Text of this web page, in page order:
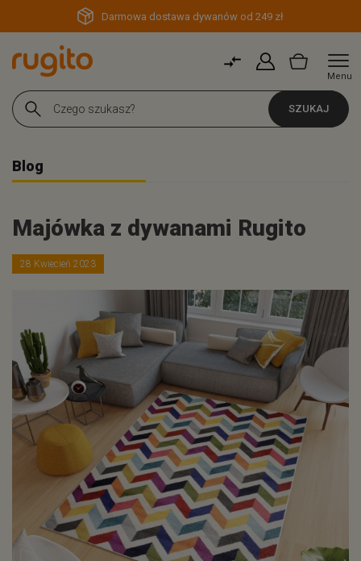
Darmowa dostawa dywanów od 249 zł
Menu
SZUKAJ
Blog
Majówka z dywanami Rugito
28 Kwiecień 2023